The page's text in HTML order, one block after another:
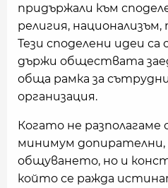
придържали към
религия,
Тези споделени идеи
държи обществата
обща рамка за
организация.
Когато не разполагаме
минимум допирателни,
общуването, но и
който се ражда